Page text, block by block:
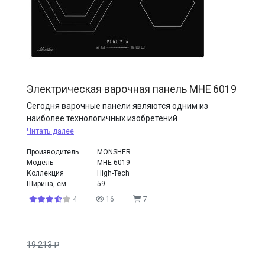
Электрическая варочная панель MHE 6019
Сегодня варочные панели являются одним из
наиболее технологичных изобретений
Читать далее
Производитель
MONSHER
Модель
MHE 6019
Коллекция
High-Tech
Ширина, см
59
4
16 7
19 213₽